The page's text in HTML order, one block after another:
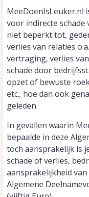
MeeDoenIsLeuker.nl
voor indirecte schade
niet beperkt tot,
verlies van relaties
vertraging, verlies
schade door
opzet of bewuste
etc., hoe dan ook
geleden.
In gevallen waarin
bepaalde in deze
toch aansprakelijk is
schade of verlies,
aansprakelijkheid
Algemene